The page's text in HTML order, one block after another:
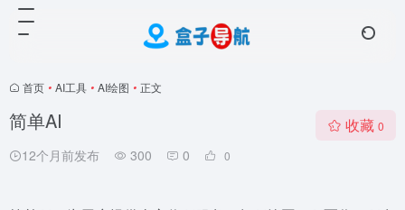
首页 • AI工具 • AI绘图 • 正文
简单AI
12个月前发布 300 0 0
收藏 0